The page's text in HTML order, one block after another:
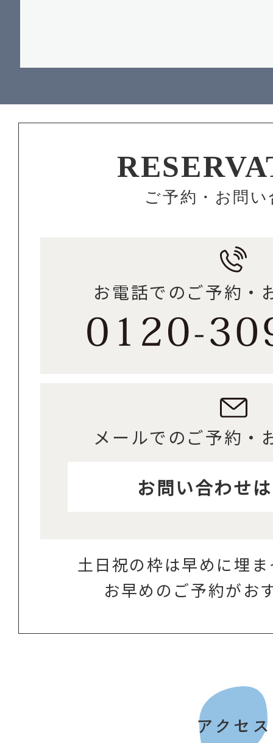
ご予約・お問
お電話でのご予約・
メールでのご予約・
お問い合わせ
土日祝の枠は早めに埋
お早めのご予約がお
アクセス